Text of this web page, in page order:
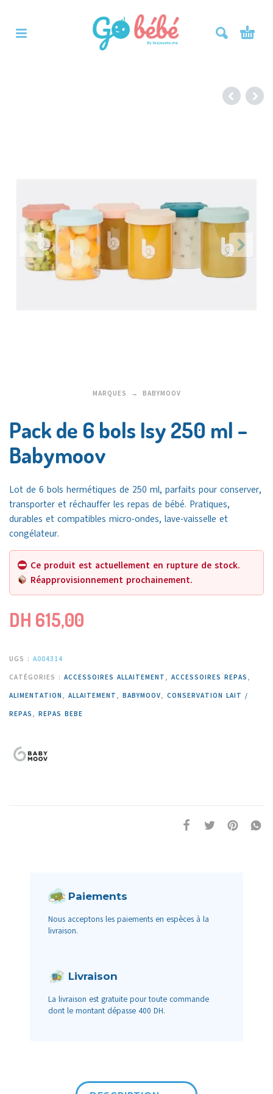
MARQUES BABYMOOV
Pack de 6 bols Isy 250 ml –
Babymoov
Lot de 6 bols hermétiques de 250 ml, parfaits pour conserver,
transporter et réchauffer les repas de bébé. Pratiques,
durables et compatibles micro-ondes, lave-vaisselle et
congélateur.
Ce produit est actuellement en rupture de stock.
Réapprovisionnement prochainement.
DH 615,00
UGS : A004314
CATÉGORIES : ACCESSOIRES ALLAITEMENT , ACCESSOIRES REPAS ,
ALIMENTATION , ALLAITEMENT , BABYMOOV, CONSERVATION LAIT /
REPAS , REPAS BEBE
Paiements
Nous acceptons les paiements en espèces à la
livraison.
Livraison
La livraison est gratuite pour toute commande
dont le montant dépasse 400 DH.